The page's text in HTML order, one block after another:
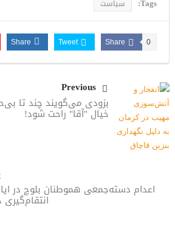
Tags: سیاست
Share 0
Tweet
Share
Previous
بزودی می‌گویند چند تا
خیال "آقا" راحت شود!
اعدام دسته‌جمعی هموطنان بلوچ در